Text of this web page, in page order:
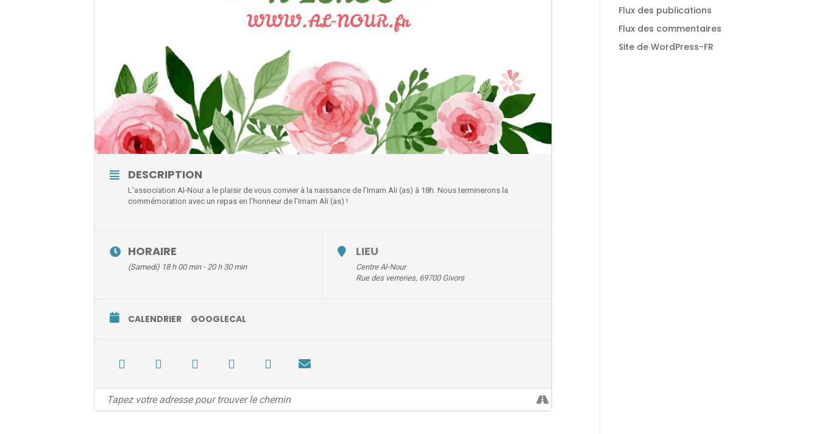
DESCRIPTION
L’association Al-Nour a le plaisir de vous convier à la naissance de l’Imam Ali (as) à 18h. Nous terminerons la
commémoration avec un repas en l’honneur de l’Imam Ali (as) !
HORAIRE
(Samedi) 18 h 00 min - 20 h 30 min
LIEU
Centre Al-Nour
Rue des verreries, 69700 Givors
CALENDRIER GOOGLECAL
Flux des publications
Flux des commentaires
Site de WordPress-FR